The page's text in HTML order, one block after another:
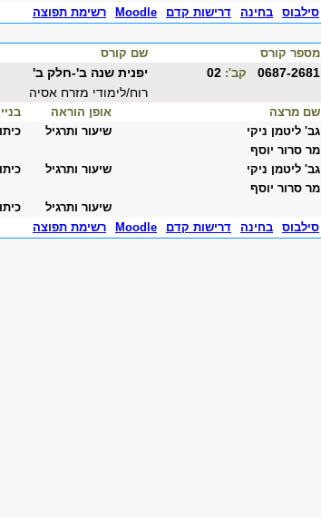
סילבוס
בחינה דרישות קדם Moodle רשימת תפוצה
מספר קורס שם קורס
0687-2681 קב':
יפנית שנה ב'-חלק ב'
רוח/לימודי מזרח אסיה
שם מרצה אופן הוראה
גב' ליטמן ניקי
שיעור ותרגיל
מר סרור יוסף
גב' ליטמן ניקי
שיעור ותרגיל
מר סרור יוסף
שיעור ותרגיל
סילבוס
בחינה דרישות קדם Moodle רשימת תפוצה